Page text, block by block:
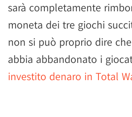
sarà completamente
moneta dei tre giochi
non si può proprio dire
abbia abbandonato i
investito denaro in Total